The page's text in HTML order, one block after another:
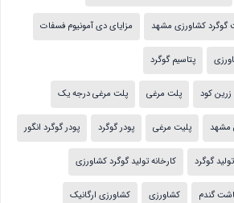
گوگرد کشاورزی مشهد مزایای دی آمونیوم فسفات
پتاسیم گوگرد
کود پلت مرغی پلت مرغی درجه یک
مشهد پلیت مرغی پودر گوگرد پودر گوگرد انگور
گوگرد کارخانه تولید گوگرد کشاورزی
گندم کشاورزی کشاورزی ارگانیک